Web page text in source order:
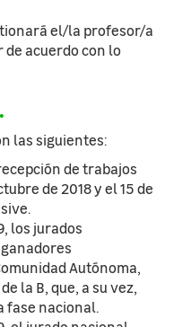
el/la profesor/a
de acuerdo con lo
las siguientes:
de trabajos
de 2018 y el 15 de
los jurados
Autónoma,
la B, que, a su vez,
fase nacional.